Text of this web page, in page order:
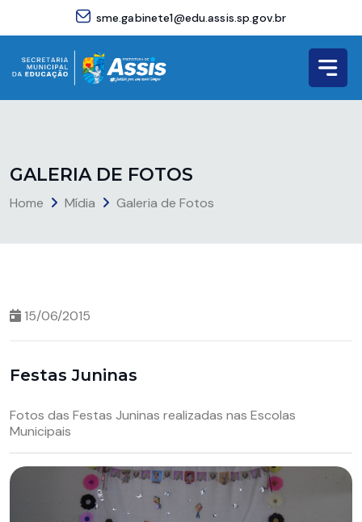
sme.gabinete1@edu.assis.sp.gov.br
GALERIA DE FOTOS
Home Mídia Galeria de Fotos
15/06/2015
Festas Juninas
Fotos das Festas Juninas realizadas nas Escolas
Municipais